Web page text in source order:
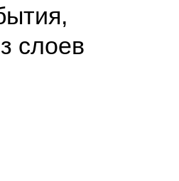
слоев